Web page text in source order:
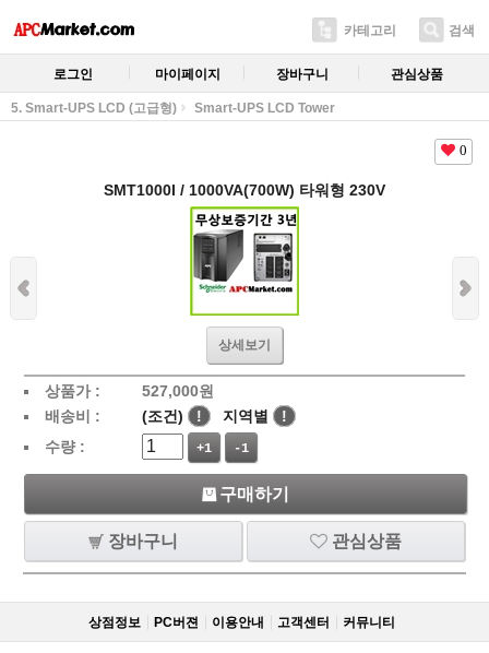
카테고리 검색
로그인 마이페이지 장바구니 관심상품
5. Smart-UPS LCD (고급형) Smart-UPS LCD Tower
0
SMT1000I / 1000VA(700W) 타워형 230V
상세보기
상품가 : 527,000원
배송비 :
(조건) ! 지역별
!
수량 :
+1 -1
구매하기
장바구니 관심상품
상점정보 PC버젼 이용안내 고객센터 커뮤니티